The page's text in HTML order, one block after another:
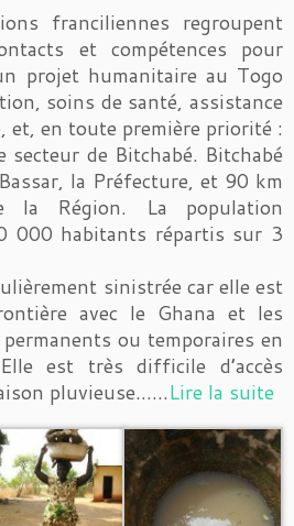
franciliennes regroupent
et compétences pour
projet humanitaire au Togo
soins de santé, assistance
et, en toute première priorité :
secteur de Bitchabé. Bitchabé
la Préfecture, et 90 km
la Région. La population
000 habitants répartis sur 3
sinistrée car elle est
avec le Ghana et les
ou temporaires en
est très difficile d’accès
pluvieuse……Lire la suite